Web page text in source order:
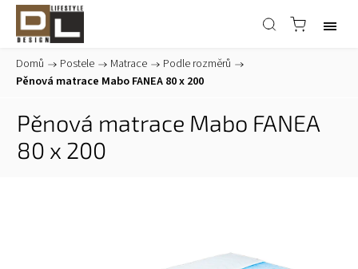
Domů / Postele / Matrace / Podle rozměrů /
Pěnová matrace Mabo FANEA 80 x 200
Pěnová matrace Mabo FANEA
80 x 200